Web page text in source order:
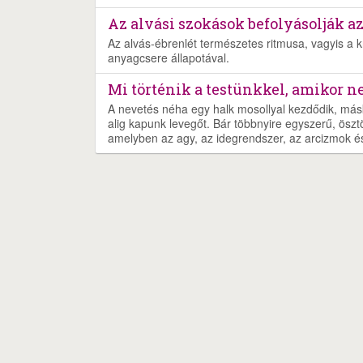
Az alvási szokások befolyásolják
Az alvás-ébrenlét természetes ritmusa, vagyis a
anyagcsere állapotával.
Mi történik a testünkkel, amikor
A nevetés néha egy halk mosollyal kezdődik,
alig kapunk levegőt. Bár többnyire egyszerű,
amelyben az agy, az idegrendszer, az arcizmok